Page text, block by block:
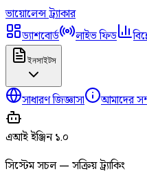
ভায়োলেন্সট্র্যাকার
ড্যাশবোর্ড
লাইভ ফিড
ইনসাইটস
সাধারণ জিজ্ঞাসা আমাদের
এআই ইঞ্জিন ১.০
সিস্টেম সচল — সক্রিয় ট্র্যাকিং